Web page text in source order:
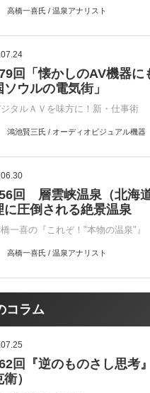
高橋一喜氏 / 温泉アナリスト
回「懐かしのAV機器に
ソウルの電気街」
タルＡＶを味方に！新・仕事術
鴻池賢三氏 / オーディオビジュアル機
回 層雲峡温泉（北海
に圧倒される絶景温泉
一喜の『これぞ！"本物の温泉"』
高橋一喜氏 / 温泉アナリスト
コラム
回『逆のものさし思考
）